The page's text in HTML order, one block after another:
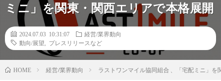
ミニ」を関東・関⻄エリアで本格展開
2024.07.03 10:31:07
経営/業界動向
動向/展望
プレスリリースなど
HOME 経営/業界動向 ラストワンマイル協同組合 、「宅配ミニ」を